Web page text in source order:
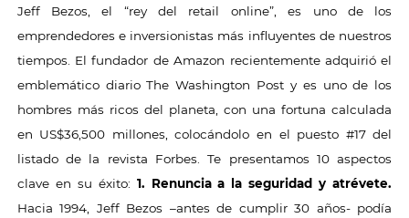
Jeff Bezos, el “rey del retail online”, es uno de los
emprendedores e inversionistas más influyentes de nuestros
tiempos. El fundador de Amazon recientemente adquirió el
emblemático diario The Washington Post y es uno de los
hombres más ricos del planeta, con una fortuna calculada
en US$36,500 millones, colocándolo en el puesto #17 del
listado de la revista Forbes. Te presentamos 10 aspectos
clave en su éxito: 1. Renuncia a la seguridad y atrévete.
Hacia 1994, Jeff Bezos –antes de cumplir 30 años- podía